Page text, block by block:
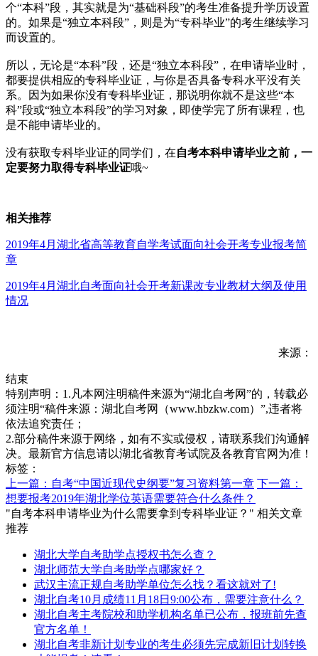
个“本科”段，其实就是为“基础科段”的考生准备提升学历设置
的。如果是“独立本科段”，则是为“专科毕业”的考生继续学习
而设置的。
所以，无论是“本科”段，还是“独立本科段”，在申请毕业时，
都要提供相应的专科毕业证，与你是否具备专科水平没有关
系。因为如果你没有专科毕业证，那说明你就不是这些“本
科”段或“独立本科段”的学习对象，即使学完了所有课程，也
是不能申请毕业的。
没有获取专科毕业证的同学们，在自考本科申请毕业之前，一
定要努力取得专科毕业证哦~
相关推荐
2019年4月湖北省高等教育自学考试面向社会开考专业报考简
章
2019年4月湖北自考面向社会开考新课改专业教材大纲及使用
情况
来源：
结束
特别声明：1.凡本网注明稿件来源为“湖北自考网”的，转载必
须注明“稿件来源：湖北自考网（www.hbzkw.com）”,违者将
依法追究责任；
2.部分稿件来源于网络，如有不实或侵权，请联系我们沟通解
决。最新官方信息请以湖北省教育考试院及各教育官网为准！
标签：
上一篇：自考“中国近现代史纲要”复习资料第一章 下一篇：
想要报考2019年湖北学位英语需要符合什么条件？
"自考本科申请毕业为什么需要拿到专科毕业证？" 相关文章
推荐
湖北大学自考助学点授权书怎么查？
湖北师范大学自考助学点哪家好？
武汉主流正规自考助学单位怎么找？看这就对了!
湖北自考10月成绩11月18日9:00公布，需要注意什么？
湖北自考主考院校和助学机构名单已公布，报班前先查
官方名单！
湖北自考非新计划专业的考生必须先完成新旧计划转换